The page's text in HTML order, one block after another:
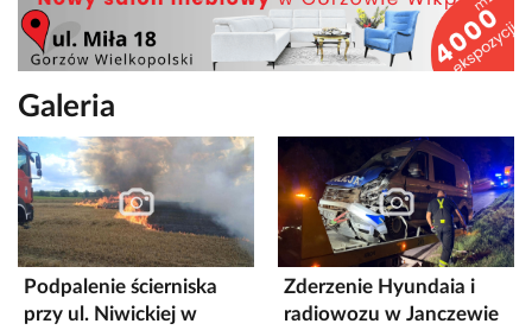
Galeria
Podpalenie ścierniska
przy ul. Niwickiej w
Zderzenie Hyundaia i
radiowozu w Janczewie